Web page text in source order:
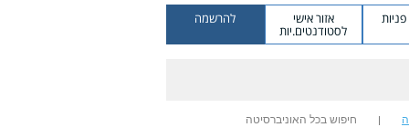
אזור אישי
לסטודנטים.יות
להרשמה
חיפוש בכל האוניברסיטה